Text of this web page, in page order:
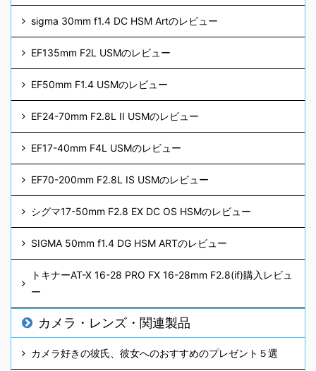
sigma 30mm f1.4 DC HSM Artのレビュー
EF135mm F2L USMのレビュー
EF50mm F1.4 USMのレビュー
EF24-70mm F2.8L II USMのレビュー
EF17-40mm F4L USMのレビュー
EF70-200mm F2.8L IS USMのレビュー
シグマ17-50mm F2.8 EX DC OS HSMのレビュー
SIGMA 50mm f1.4 DG HSM ARTのレビュー
トキナーAT-X 16-28 PRO FX 16-28mm F2.8(if)購入レビュ
ー
カメラ・レンズ・関連製品
カメラ好きの彼氏、彼女へのおすすめのプレゼント５選